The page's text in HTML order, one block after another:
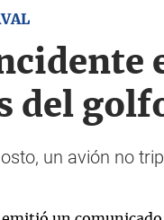
del
un avión no